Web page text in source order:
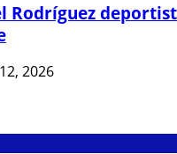
Rodríguez
2026